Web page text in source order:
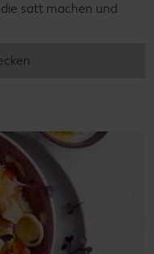
satt machen und